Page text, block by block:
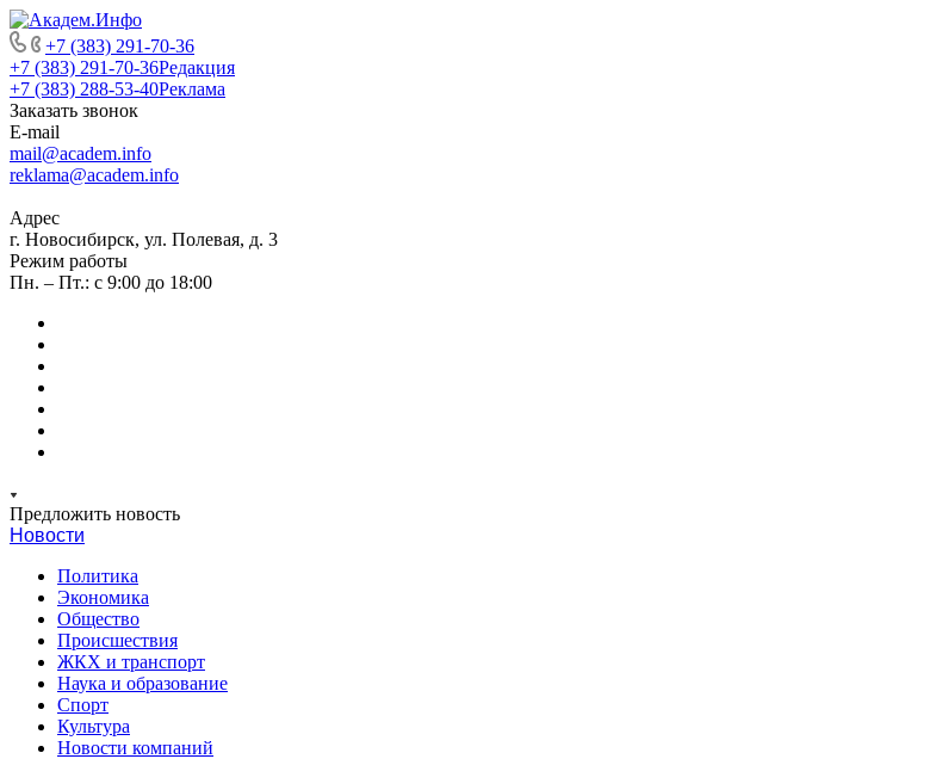
+7 (383) 291-70-36
+7 (383) 291-70-36Редакция
+7 (383) 288-53-40Реклама
Заказать звонок
E-mail
mail@academ.info
reklama@academ.info
Адрес
г. Новосибирск, ул. Полевая, д. 3
Режим работы
Пн. – Пт.: с 9:00 до 18:00
Предложить новость
Новости
Политика
Экономика
Общество
Происшествия
ЖКХ и транспорт
Наука и образование
Спорт
Культура
Новости компаний